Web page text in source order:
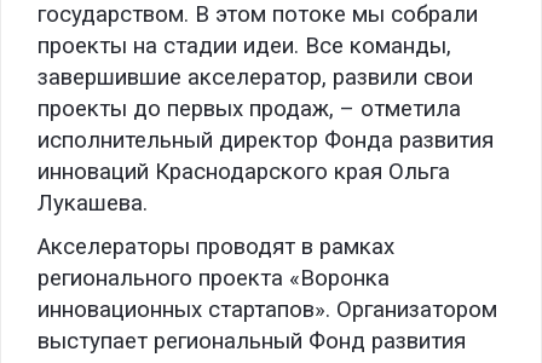
государством. В этом потоке мы собрали
проекты на стадии идеи. Все команды,
завершившие акселератор, развили свои
проекты до первых продаж, – отметила
исполнительный директор Фонда развития
инноваций Краснодарского края Ольга
Лукашева.
Акселераторы проводят в рамках
регионального проекта «Воронка
инновационных стартапов». Организатором
выступает региональный Фонд развития